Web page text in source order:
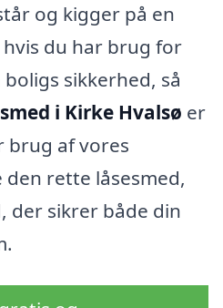
og kigger på en
du har brug for
sikkerhed, så
i Kirke Hvalsø er
brug af vores
rette låsesmed,
der sikrer både din